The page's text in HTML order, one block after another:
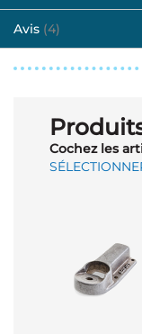
Avis 4
Cochez les